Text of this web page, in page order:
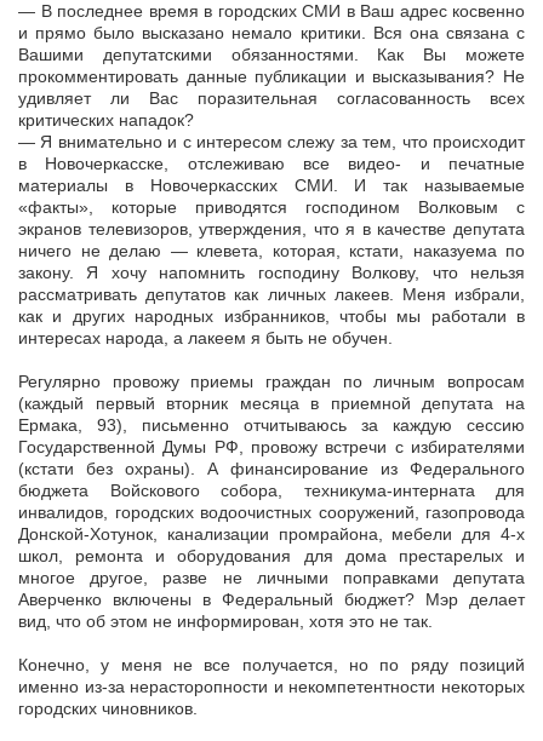
— В последнее время в городских СМИ в Ваш адрес косвенно
и прямо было высказано немало критики. Вся она связана с
Вашими депутатскими обязанностями. Как Вы можете
прокомментировать данные публикации и высказывания? Не
удивляет ли Вас поразительная согласованность всех
критических нападок?
— Я внимательно и с интересом слежу за тем, что происходит
в Новочеркасске, отслеживаю все видео- и печатные
материалы в Новочеркасских СМИ. И так называемые
«факты», которые приводятся господином Волковым с
экранов телевизоров, утверждения, что я в качестве депутата
ничего не делаю — клевета, которая, кстати, наказуема по
закону. Я хочу напомнить господину Волкову, что нельзя
рассматривать депутатов как личных лакеев. Меня избрали,
как и других народных избранников, чтобы мы работали в
интересах народа, а лакеем я быть не обучен.
Регулярно провожу приемы граждан по личным вопросам
(каждый первый вторник месяца в приемной депутата на
Ермака, 93), письменно отчитываюсь за каждую сессию
Государственной Думы РФ, провожу встречи с избирателями
(кстати без охраны). А финансирование из Федерального
бюджета Войскового собора, техникума-интерната для
инвалидов, городских водоочистных сооружений, газопровода
Донской-Хотунок, канализации промрайона, мебели для 4-х
школ, ремонта и оборудования для дома престарелых и
многое другое, разве не личными поправками депутата
Аверченко включены в Федеральный бюджет? Мэр делает
вид, что об этом не информирован, хотя это не так.
Конечно, у меня не все получается, но по ряду позиций
именно из-за нерасторопности и некомпетентности некоторых
городских чиновников.